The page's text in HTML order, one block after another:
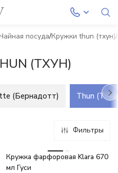
посуда Кружки thun (тхун)
(ТХУН)
(Бернадотт) Thun
Фильтры
Кружка фарфоровая Klara 670
мл Гуси